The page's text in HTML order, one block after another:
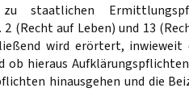
zu staatlichen
(Recht auf Leben) und 13
wird erörtert, inwieweit
ob hieraus
hinausgehen und die